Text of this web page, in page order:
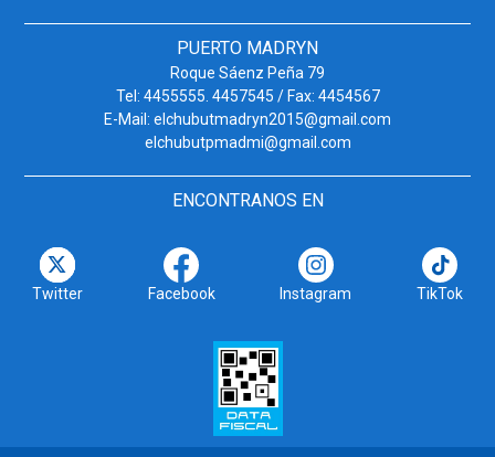
PUERTO MADRYN
Roque Sáenz Peña 79
Tel: 4455555. 4457545 / Fax: 4454567
E-Mail: elchubutmadryn2015@gmail.com
elchubutpmadmi@gmail.com
ENCONTRANOS EN
Twitter Facebook Instagram TikTok